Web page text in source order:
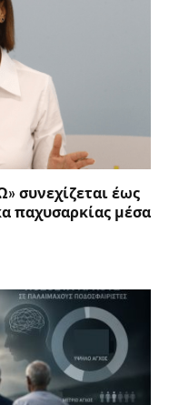
συνεχίζεται έως
παχυσαρκίας μέσα